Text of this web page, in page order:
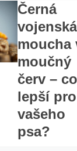
Černá
vojenská
moucha
moučný
červ –
lepší pro
vašeho
psa?